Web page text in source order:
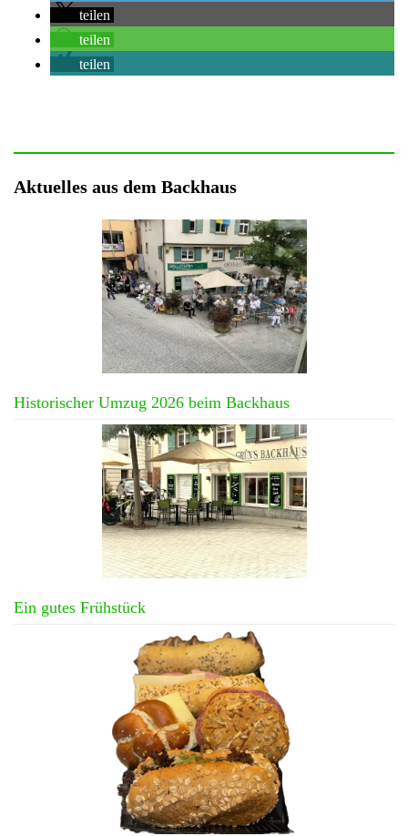
teilen
teilen
teilen
Aktuelles aus dem Backhaus
Historischer Umzug 2026 beim Backhaus
Ein gutes Frühstück